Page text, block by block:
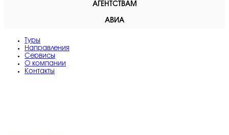
АГЕНТСТВАМ
АВИА
Туры
Направления
Сервисы
O компании
Контакты